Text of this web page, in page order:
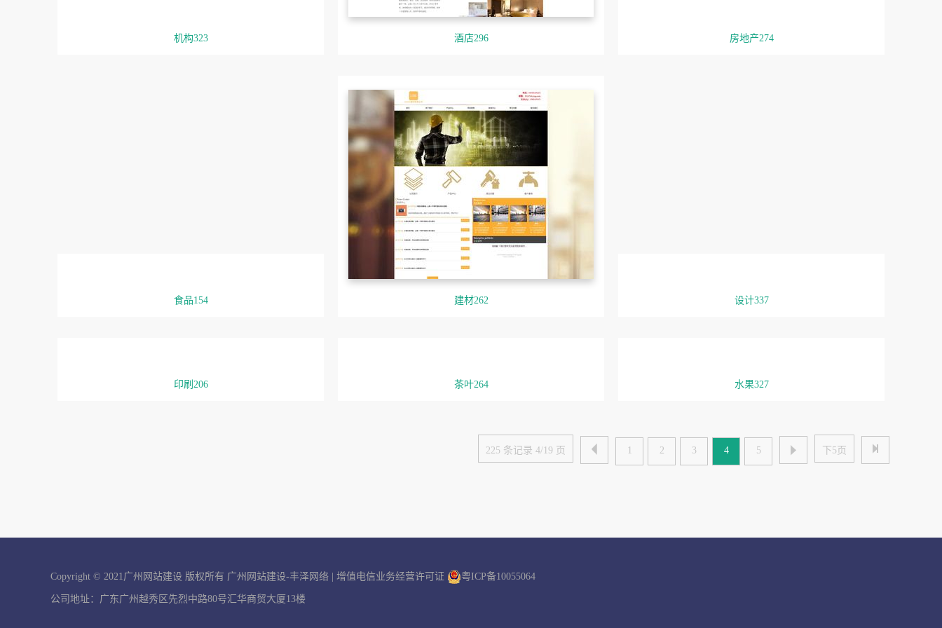
机构323 酒店296 房地产274
食品154 建材262 设计337
印刷206 茶叶264 水果327
225 条记录 4/19 页  1 2 3 4 5  下5页 
Copyright © 2021广州网站建设 版权所有 广州网站建设-丰泽网络 | 增值电信业务经营许可证 粤ICP备10055064
公司地址：广东广州越秀区先烈中路80号汇华商贸大厦13楼